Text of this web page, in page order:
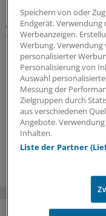
„ÄrzteTag“-Podcast
Was bringt eine
Praxis, Dr.
In
hineinwachsen –
Praxen oder MVZ.
bringt, erläutert
„ÄrzteTag“-Podcast.
14.07.2026
Speichern von oder
Endgerät.
Werbeanzeigen.
Werbung.
personalisierter
Personalisierung von
Auswahl
Messung der
Zielgruppen durch
aus verschiedenen
Angebote.
Inhalten.
Liste der Partner